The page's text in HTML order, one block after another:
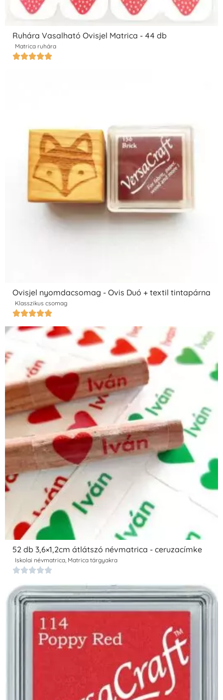
Ruhára Vasalható Ovisjel Matrica - 44 db
Matrica ruhára

Ovisjel nyomdacsomag - Ovis Duó + textil tintapárna
Klasszikus csomag

52 db 3,6×1,2cm átlátszó névmatrica - ceruzacímke
Iskolai névmatrica Matrica tárgyakra
